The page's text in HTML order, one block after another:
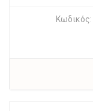
Κωδικός: